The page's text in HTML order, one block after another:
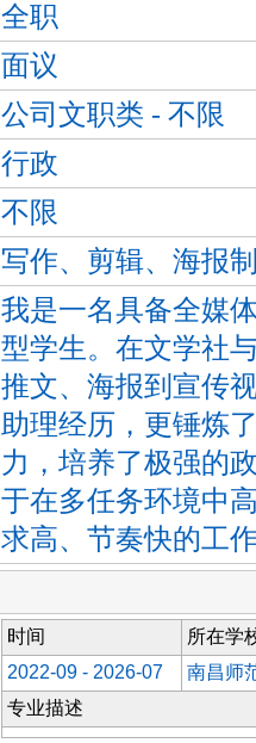
全职
面议
公司文职类 - 不限
行政
不限
写作、剪辑、海报
我是一名具备全媒
型学生。在文学社
推文、海报到宣传
助理经历，更锤炼
力，培养了极强的
于在多任务环境中
求高、节奏快的工
时间
所在学
2022-09 - 2026-07
南昌师
专业描述